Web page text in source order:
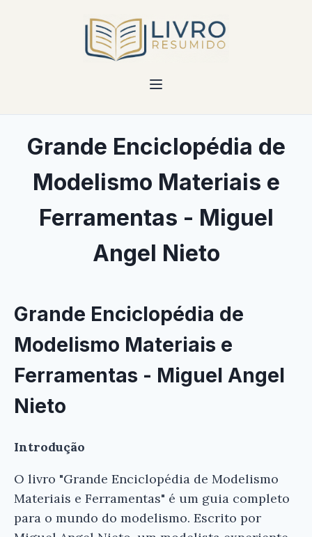
Grande Enciclopédia de
Modelismo Materiais e
Ferramentas - Miguel
Angel Nieto
Grande Enciclopédia de
Modelismo Materiais e
Ferramentas - Miguel Angel
Nieto
Introdução
O livro "Grande Enciclopédia de Modelismo
Materiais e Ferramentas" é um guia completo
para o mundo do modelismo. Escrito por